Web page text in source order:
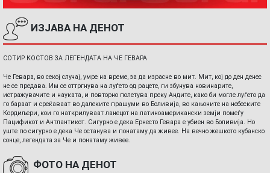
ИЗЈАВА НА ДЕНОТ
СОТИР КОСТОВ ЗА ЛЕГЕНДАТА НА ЧЕ ГЕВАРА
Че Гевара, во секој случај, умре на време, за да израсне во мит. Мит, кој до ден денес
не се предава. Им се оттргнува на луѓето од рацете, ги збунува новинарите,
истражувачите и науката, и повторно полетува преку Андите, како би могле луѓето да
го бараат и среќаваат во далеките прашуми во Боливија, во кањоните на небеските
Кордиљери, кои го наткрилуваат ланецот на латиноамерикански земји помеѓу
Пацификот и Антлантикот. Сигурно е дека Ернесто Гевара е убиен во Боливија. Но
уште по сигурно е дека Че останува и понатаму да живее. На вечно жешкото кубанско
сонце, легендата за Че и понатаму живее.
ФОТО НА ДЕНОТ